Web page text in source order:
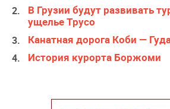
В Грузии будут развивать
ущелье Трусо
Канатная дорога Коби —
История курорта Боржоми